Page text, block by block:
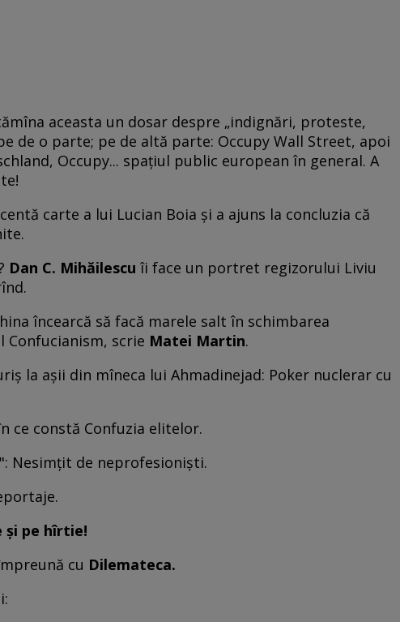
aceasta un dosar despre „indignări, proteste,
de o parte; pe de altă parte: Occupy Wall Street, apoi
Occupy... spaţiul public european în general. A
carte a lui Lucian Boia şi a ajuns la concluzia că
Dan C. Mihăilescu îi face un portret regizorului Liviu
încearcă să facă marele salt în schimbarea
Confucianism, scrie Matei Martin.
la aşii din mîneca lui Ahmadinejad: Poker nuclerar cu
ce constă Confuzia elitelor.
Nesimţit de neprofesionişti.
pe hîrtie!
cu Dilemateca.